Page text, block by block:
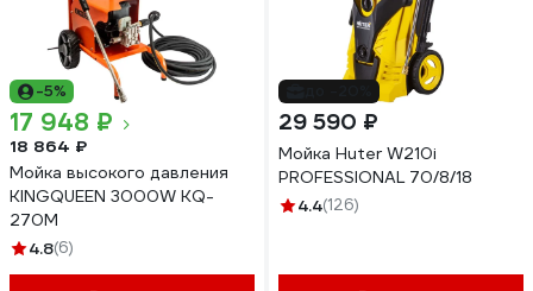
-5%
17 948 ₽
18 864 ₽
Мойка высокого давления
KINGQUEEN 3000W KQ-
270M
4.8(6)
29 590 ₽
Мойка Huter W210i
PROFESSIONAL 70/8/18
4.4(126)